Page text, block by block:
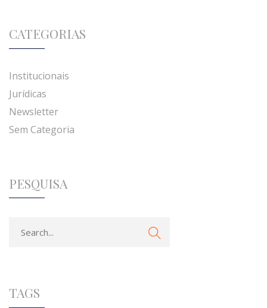
CATEGORIAS
Institucionais
Jurídicas
Newsletter
Sem Categoria
PESQUISA
TAGS